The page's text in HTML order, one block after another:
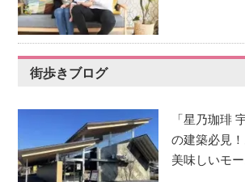
街歩きブログ
「星乃珈琲
の建築必見
美味しいモ